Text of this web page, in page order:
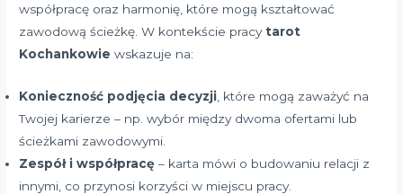
współpracę oraz harmonię, które mogą kształtować
zawodową ścieżkę. W kontekście pracytarot
Kochankowie wskazuje na:
Konieczność podjęcia decyzji , które mogą zaważyć na
Twojej karierze – np. wybór między dwoma ofertami lub
ścieżkami zawodowymi.
Zespół i współpracę – karta mówi o budowaniu relacji z
innymi, co przynosi korzyści w miejscu pracy.